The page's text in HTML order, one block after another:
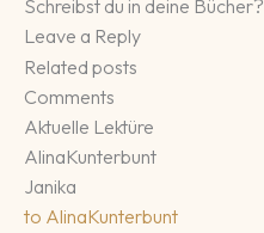
Schreibst du in deine Bücher?
Leave a Reply
Related posts
Comments
Aktuelle Lektüre
AlinaKunterbunt
Janika
to AlinaKunterbunt